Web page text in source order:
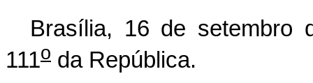
Brasília, 16 de setembro
111o da República.